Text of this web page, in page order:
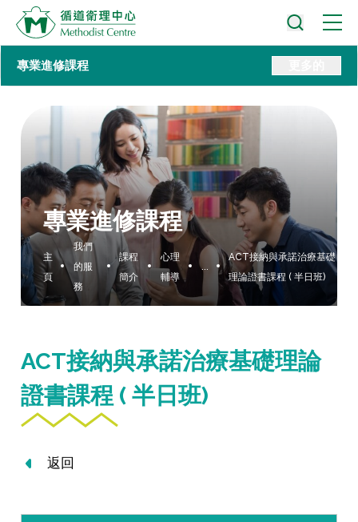
專業進修課程
主
頁
我們
的服
務
課程
簡介
心理
輔導
...
ACT接納與承諾治療基礎
理論證書課程 ( 半日班)
專業進修課程
ACT接納與承諾治療基礎理論
證書課程 ( 半日班)
返回